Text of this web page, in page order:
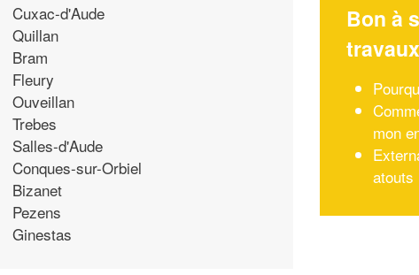
Cuxac-d'Aude
Quillan
Bram
Fleury
Ouveillan
Trebes
Salles-d'Aude
Conques-sur-Orbiel
Bizanet
Pezens
Ginestas
Bon à
travaux
mon
atouts